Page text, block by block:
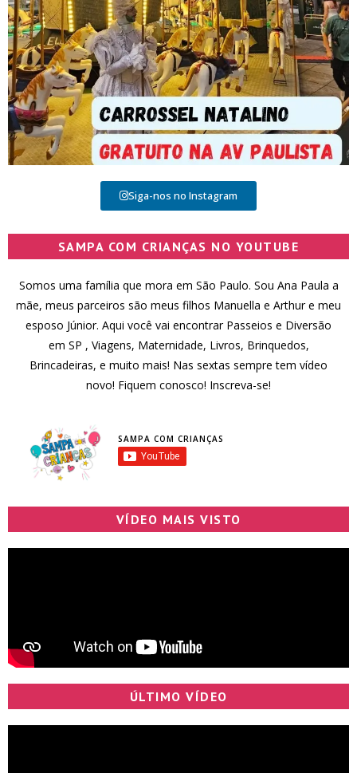
Siga-nos no Instagram
SAMPA COM CRIANÇAS NO YOUTUBE
Somos uma família que mora em São Paulo. Sou Ana Paula a
mãe, meus parceiros são meus filhos Manuella e Arthur e meu
esposo Júnior. Aqui você vai encontrar Passeios e Diversão
em SP , Viagens, Maternidade, Livros, Brinquedos,
Brincadeiras, e muito mais! Nas sextas sempre tem vídeo
novo! Fiquem conosco! Inscreva-se!
SAMPA COM CRIANÇAS
VÍDEO MAIS VISTO
ÚLTIMO VÍDEO